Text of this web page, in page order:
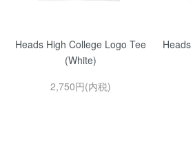
Heads High College Logo Tee
(White)
2,750円(内税)